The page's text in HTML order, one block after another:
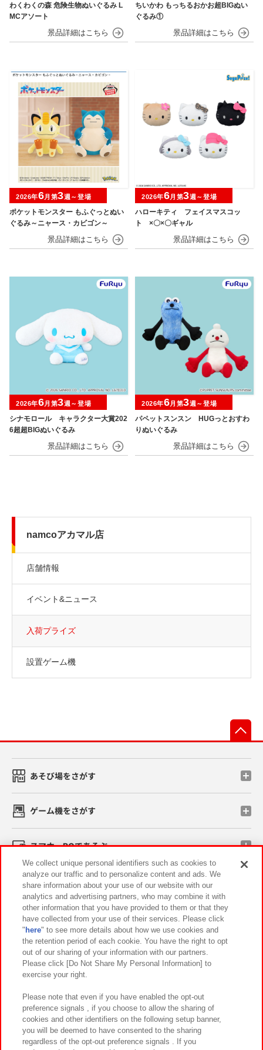
わくわくの森 危険生物ぬいぐるみ L
MCアソート
ちいかわ もっちるおかお超BIGぬい
ぐるみ①
ポケットモンスター もふぐっとぬい
ぐるみ～ニャース・カビゴン～
2026年6月第3週～登場
ハローキティ フェイスマスコッ
ト ×〇×〇ギャル
2026年6月第3週～登場
シナモロール キャラクター大賞202
6超超BIGぬいぐるみ
2026年6月第3週～登場
パペットスンスン HUGっとおすわ
りぬいぐるみ
2026年6月第3週～登場
namcoアカマル店
店舗情報
イベント&ニュース
入荷プライズ
設置ゲーム機
あそび場をさがす
ゲーム機をさがす
スマホ・PCであそぶ
イベント・キャンペーン
関連会社 サステナビリティ サイトポリシー
プライバシーポリシー ウェブアクセシビリティ方針と検証結果
お取引先さまとともに
カスタマーハラスメント対応方針 よくあるご質問・お問い合わせ
We collect unique personal identifiers such as cookies to
analyze our traffic and to personalize content and ads. We
share information about your use of our website with our
analytics and advertising partners, who may combine it with
other information that you have provided to them or that they
have collected from your use of their services. Please click
" here" to see more details about how we use cookies and
the retention period of each cookie. You have the right to opt
out of our sharing of your information with our partners.
Please click [Do Not Share My Personal Information] to
exercise your right.
Please note that even if you have enabled the opt-out
preference signals , if you choose to allow the sharing of
cookies and other identifiers on the following setup banner,
you will be deemed to have consented to the sharing
regardless of the opt-out preference signals . If you